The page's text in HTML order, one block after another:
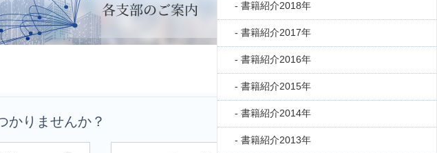
かりませんか？
書籍紹介2018年
書籍紹介2017年
書籍紹介2016年
書籍紹介2015年
書籍紹介2014年
書籍紹介2013年